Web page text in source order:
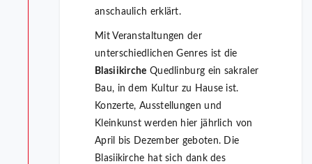
anschaulich erklärt.
Mit Veranstaltungen der
unterschiedlichen Genres ist die
Blasiikirche Quedlinburg ein sakraler
Bau, in dem Kultur zu Hause ist.
Konzerte, Ausstellungen und
Kleinkunst werden hier jährlich von
April bis Dezember geboten. Die
Blasiikirche hat sich dank des